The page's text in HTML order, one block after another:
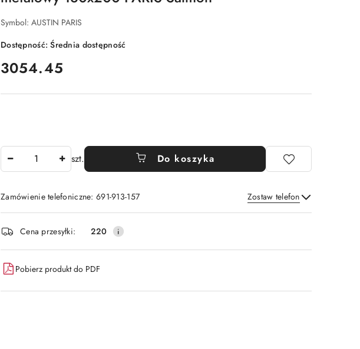
Symbol: AUSTIN PARIS
Dostępność:Średnia dostępność
cena:
3054.45
szt. Do koszyka
Zamówienie telefoniczne: 691-913-157 Zostaw telefon
Wyślij
Dostępność
i
dostawa
Cena przesyłki: 220
Pobierz produkt do PDF